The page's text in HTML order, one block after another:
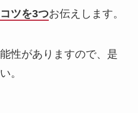
ツを3つお伝えします。
性がありますので、是
。